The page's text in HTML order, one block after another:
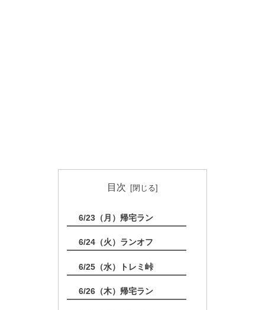
目次
6/23（月）帰宅ラン
6/24（火）ランオフ
6/25（水）トレミ峠
6/26（木）帰宅ラン